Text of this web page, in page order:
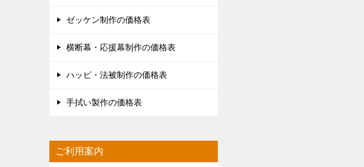
ゼッケン制作の価格表
横断幕・応援幕制作の価格表
ハッピ・法被制作の価格表
手拭い製作の価格表
ご利用案内